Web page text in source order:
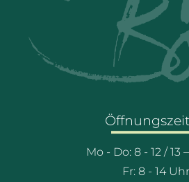
Mo - Do: 8 - 12 / 13
Fr: 8 - 14 Uhr